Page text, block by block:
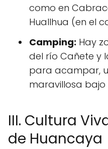
como en
Huallhua (en el
Camping: Hay
del río Cañete y
para acampar,
maravillosa bajo
III. Cultura
de Huancaya